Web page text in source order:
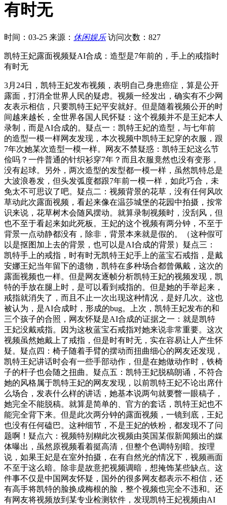
有时无
时间：03-25 来源： 休闲娱乐 访问次数：827
凯特王妃露面视频疑AI合成：造型是7年前的，手上的戒指时
有时无
3月24日，凯特王妃发布视频，表明自己身患癌症，算是公开
露面，打消全世界人民的疑虑。视频一经发出，确实有不少网
友表示相信，只要凯特王妃平安就好。但是随着视频公开的时
间越来越长，全世界各国人民怀疑：这个视频并不是王妃本人
录制，而是AI合成的。疑点一：凯特王妃的造型，与七年前
的造型一模一样网友发现，本次视频中凯特王妃穿的衣服，跟
7年次她某次造型一模一样。网友不禁疑惑：凯特王妃这么节
俭吗？一件普通的针织衫穿7年？而且衣服竟然也没有变形，
没有起球。另外，两次造型的发型都一模一样，虽然凯特总是
大波浪卷发，但头发弧度都跟7年前一模一样，如此巧合，未
免太不可思议了吧。疑点二：视频背景的花草，没有任何风吹
草动此次露面视频，看起来像在温莎城堡的花园中拍摄，按常
识来说，花草树木会随风摆动。就算录制视频时，没刮风，但
也不至于看起来如此死板。王妃的这个视频有两分钟，不至于
背景一点动静都没有，除非，背景本来就是假的。（这种假可
以是抠图加上去的背景，也可以是AI合成的背景）疑点三：
凯特手上的戒指，时有时无凯特王妃手上的蓝宝石戒指，是戴
安娜王妃当年留下的遗物，凯特在多种场合都曾佩戴，这次的
露面视频也一样。但是网友逐帧分析凯特王妃的视频发现，凯
特的手放在腿上时，是可以看到戒指的。但是她的手举起来，
戒指就消失了，而且不止一次出现这种情况，是好几次。这也
被认为，是AI合成时，形成的bug。上次，凯特王妃发布的和
三个孩子的合照，网友怀疑是AI合成的证据之一：就是凯特
王妃没戴戒指。因为这枚蓝宝石戒指对她来说非常重要。这次
视频虽然她戴上了戒指，但是时有时无，实在容易让人产生怀
疑。疑点四：椅子随着手臂的摆动而扭曲细心的网友还发现，
凯特王妃讲话时会有一些手部动作，但是在她做动作时，铁椅
子的杆子也会随之扭曲。疑点五：凯特王妃脱稿朗诵，不符合
她的风格属于凯特王妃的网友发现，以前凯特王妃不论出席什
么场合，发表什么样的讲话，她基本说两句就要瞥一眼稿子，
她完全不能脱稿。就算是简单的、官方的套话，凯特王妃也不
能完全背下来。但是此次两分钟的露面视频，一镜到底，王妃
也没有任何磕巴。这种细节，不是王妃的铁粉，都发现不了问
题啊！疑点六：视频特别糊此次视频由英国某假新闻频出的媒
体曝出，虽然原视频看着挺高清，但整个色调特别暗。按理
说，如果王妃是在室外拍摄，在有自然光的情况下，视频画面
不至于这么暗。除非是故意把视频调暗，想掩饰某些缺点。这
件事不仅是中国网友怀疑，国外的很多网友都表示不相信，还
有高手将凯特的脸换成梅根的脸，整个视频也完全不违和。还
有网友将视频放到某专业检测软件，发现凯特王妃视频由AI